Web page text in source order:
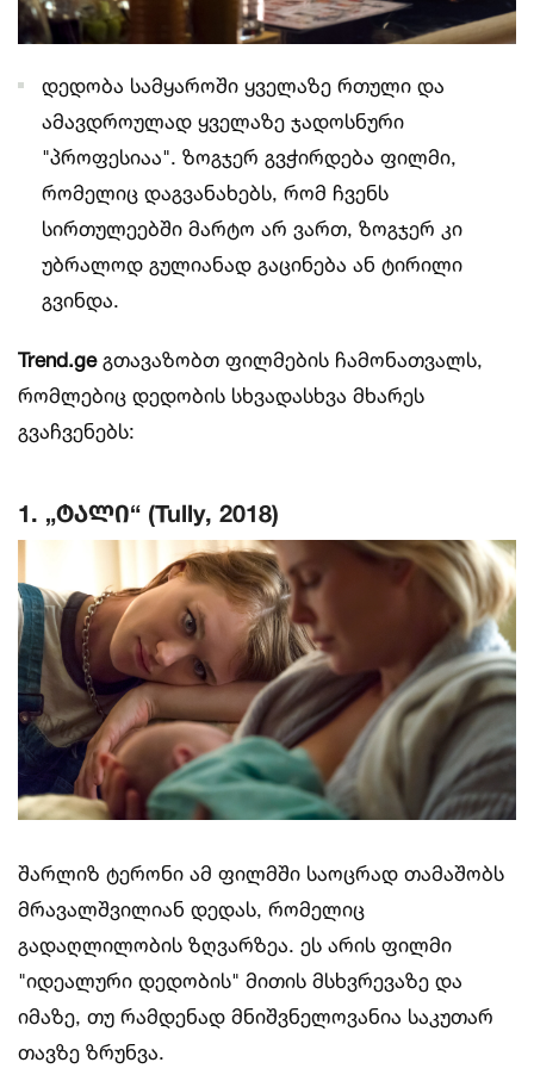
დედობა სამყაროში ყველაზე რთული და
ამავდროულად ყველაზე ჯადოსნური
"პროფესიაა". ზოგჯერ გვჭირდება ფილმი,
რომელიც დაგვანახებს, რომ ჩვენს
სირთულეებში მარტო არ ვართ, ზოგჯერ კი
უბრალოდ გულიანად გაცინება ან ტირილი
გვინდა.
Trend.geგთავაზობთ ფილმების ჩამონათვალს,
რომლებიც დედობის სხვადასხვა მხარეს
გვაჩვენებს:
1. „ტალი“ (Tully, 2018)
შარლიზ ტერონი ამ ფილმში საოცრად თამაშობს
მრავალშვილიან დედას, რომელიც
გადაღლილობის ზღვარზეა. ეს არის ფილმი
"იდეალური დედობის" მითის მსხვრევაზე და
იმაზე, თუ რამდენად მნიშვნელოვანია საკუთარ
თავზე ზრუნვა.